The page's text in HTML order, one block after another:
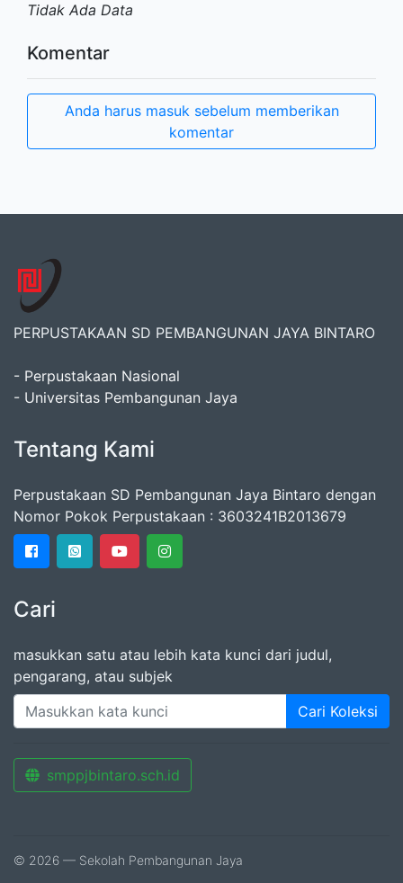
Tidak Ada Data
Komentar
Anda harus masuk sebelum memberikan
komentar
PERPUSTAKAAN SD PEMBANGUNAN JAYA BINTARO
- Perpustakaan Nasional
- Universitas Pembangunan Jaya
Tentang Kami
Perpustakaan SD Pembangunan Jaya Bintaro dengan
Nomor Pokok Perpustakaan : 3603241B2013679
Cari
masukkan satu atau lebih kata kunci dari judul,
pengarang, atau subjek
Cari Koleksi
smppjbintaro.sch.id
© 2026 — Sekolah Pembangunan Jaya